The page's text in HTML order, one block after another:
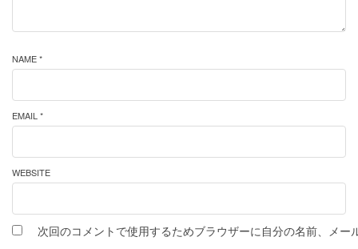
NAME *
EMAIL *
WEBSITE
次回のコメントで使用するためブラウザーに自分の名前、メー